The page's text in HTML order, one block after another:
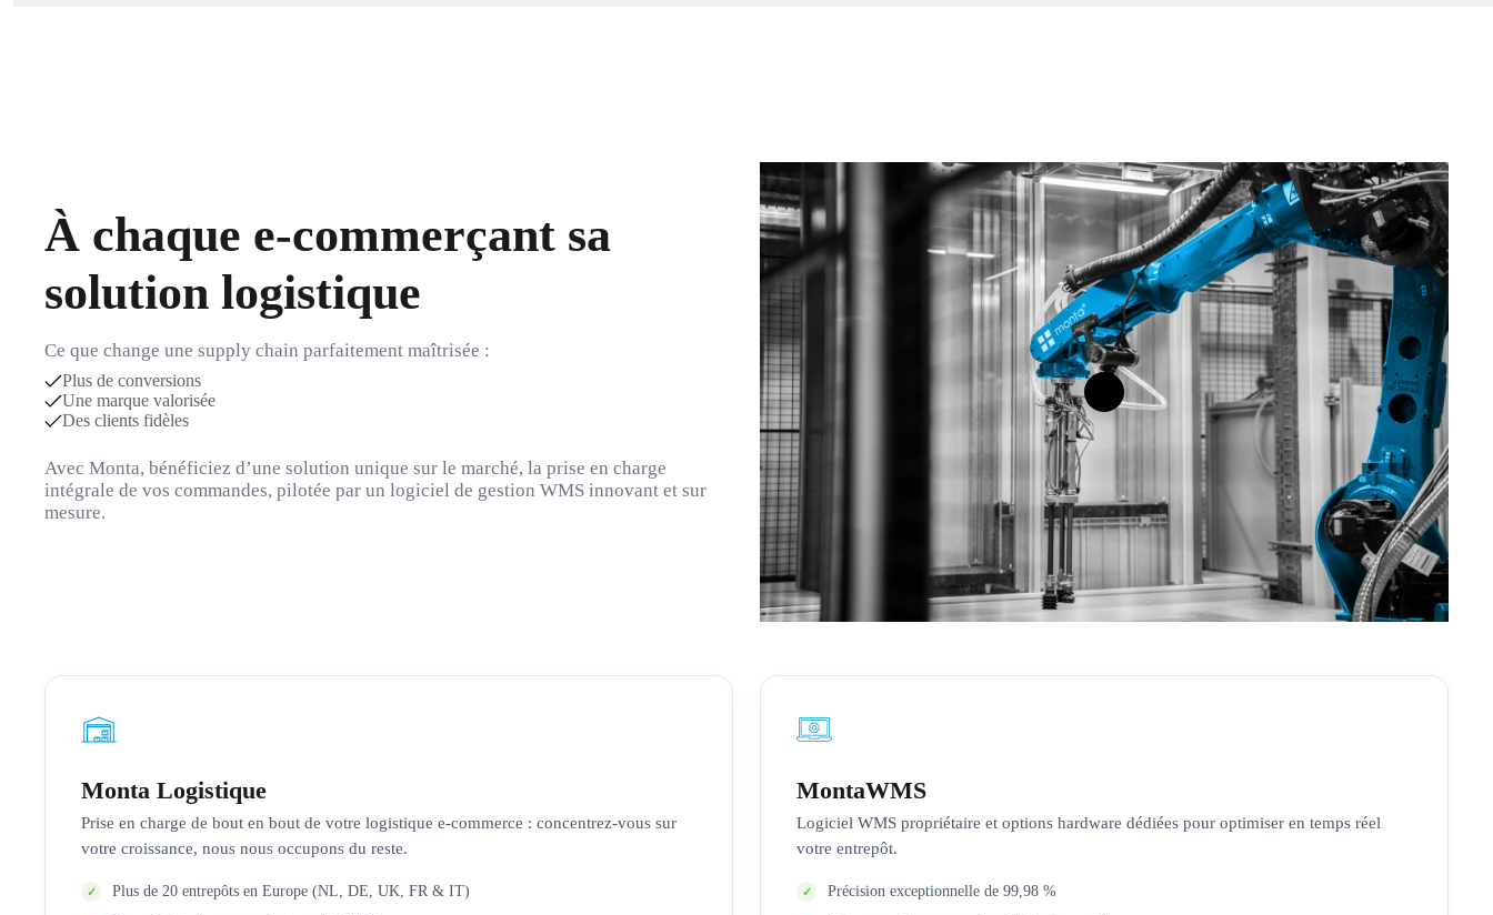
À chaque e-commerçant sa
solution logistique
Ce que change une supply chain parfaitement maîtrisée :
Plus de conversions
Une marque valorisée
Des clients fidèles
Avec Monta, bénéficiez d’une solution unique sur le marché, la prise en charge
intégrale de vos commandes, pilotée par un logiciel de gestion WMS innovant et sur
mesure.
Monta Logistique
Prise en charge de bout en bout de votre logistique e-commerce : concentrez-vous sur
votre croissance, nous nous occupons du reste.
Plus de 20 entrepôts en Europe (NL, DE, UK, FR & IT)
MontaWMS
Logiciel WMS propriétaire et options hardware dédiées pour optimiser en temps réel
votre entrepôt.
Précision exceptionnelle de 99,98 %